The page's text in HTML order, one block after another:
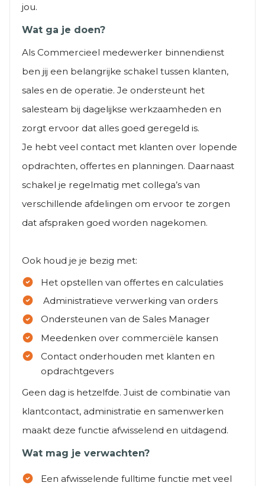
jou.
Wat ga je doen?
Als Commercieel medewerker binnendienst
ben jij een belangrijke schakel tussen klanten,
sales en de operatie. Je ondersteunt het
salesteam bij dagelijkse werkzaamheden en
zorgt ervoor dat alles goed geregeld is.
Je hebt veel contact met klanten over lopende
opdrachten, offertes en planningen. Daarnaast
schakel je regelmatig met collega’s van
verschillende afdelingen om ervoor te zorgen
dat afspraken goed worden nagekomen.
Ook houd je je bezig met:
Het opstellen van offertes en calculaties
Administratieve verwerking van orders
Ondersteunen van de Sales Manager
Meedenken over commerciële kansen
Contact onderhouden met klanten en
opdrachtgevers
Geen dag is hetzelfde. Juist de combinatie van
klantcontact, administratie en samenwerken
maakt deze functie afwisselend en uitdagend.
Wat mag je verwachten?
Een afwisselende fulltime functie met veel
Ontvang vacatures direct
in je mailbox